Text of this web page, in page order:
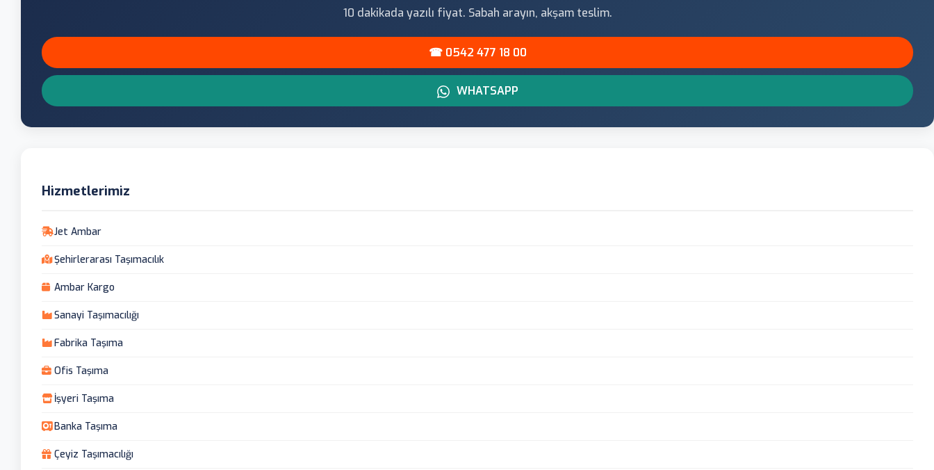
10 dakikada yazılı fiyat. Sabah arayın, akşam teslim.
☎ 0542 477 18 00
WHATSAPP
Hizmetlerimiz
Jet Ambar
Şehirlerarası Taşımacılık
Ambar Kargo
Sanayi Taşımacılığı
Fabrika Taşıma
Ofis Taşıma
İşyeri Taşıma
Banka Taşıma
Çeyiz Taşımacılığı